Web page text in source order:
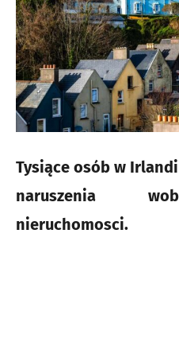
Tysiące osób w
naruszenia
nieruchomosci.